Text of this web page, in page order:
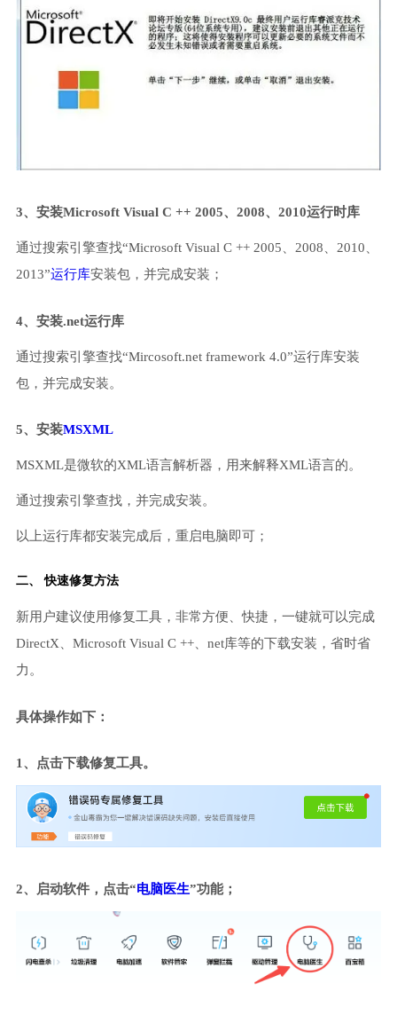
3、安装Microsoft Visual C ++ 2005、2008、2010运行时库
通过搜索引擎查找“Microsoft Visual C ++ 2005、2008、2010、
2013”运行库安装包，并完成安装；
4、安装.net运行库
通过搜索引擎查找“Mircosoft.net framework 4.0”运行库安装
包，并完成安装。
5、安装MSXML
MSXML是微软的XML语言解析器，用来解释XML语言的。
通过搜索引擎查找，并完成安装。
以上运行库都安装完成后，重启电脑即可；
二、 快速修复方法
新用户建议使用修复工具，非常方便、快捷，一键就可以完成
DirectX、Microsoft Visual C ++、net库等的下载安装，省时省
力。
具体操作如下：
1、点击下载修复工具。
2、启动软件，点击“电脑医生”功能；